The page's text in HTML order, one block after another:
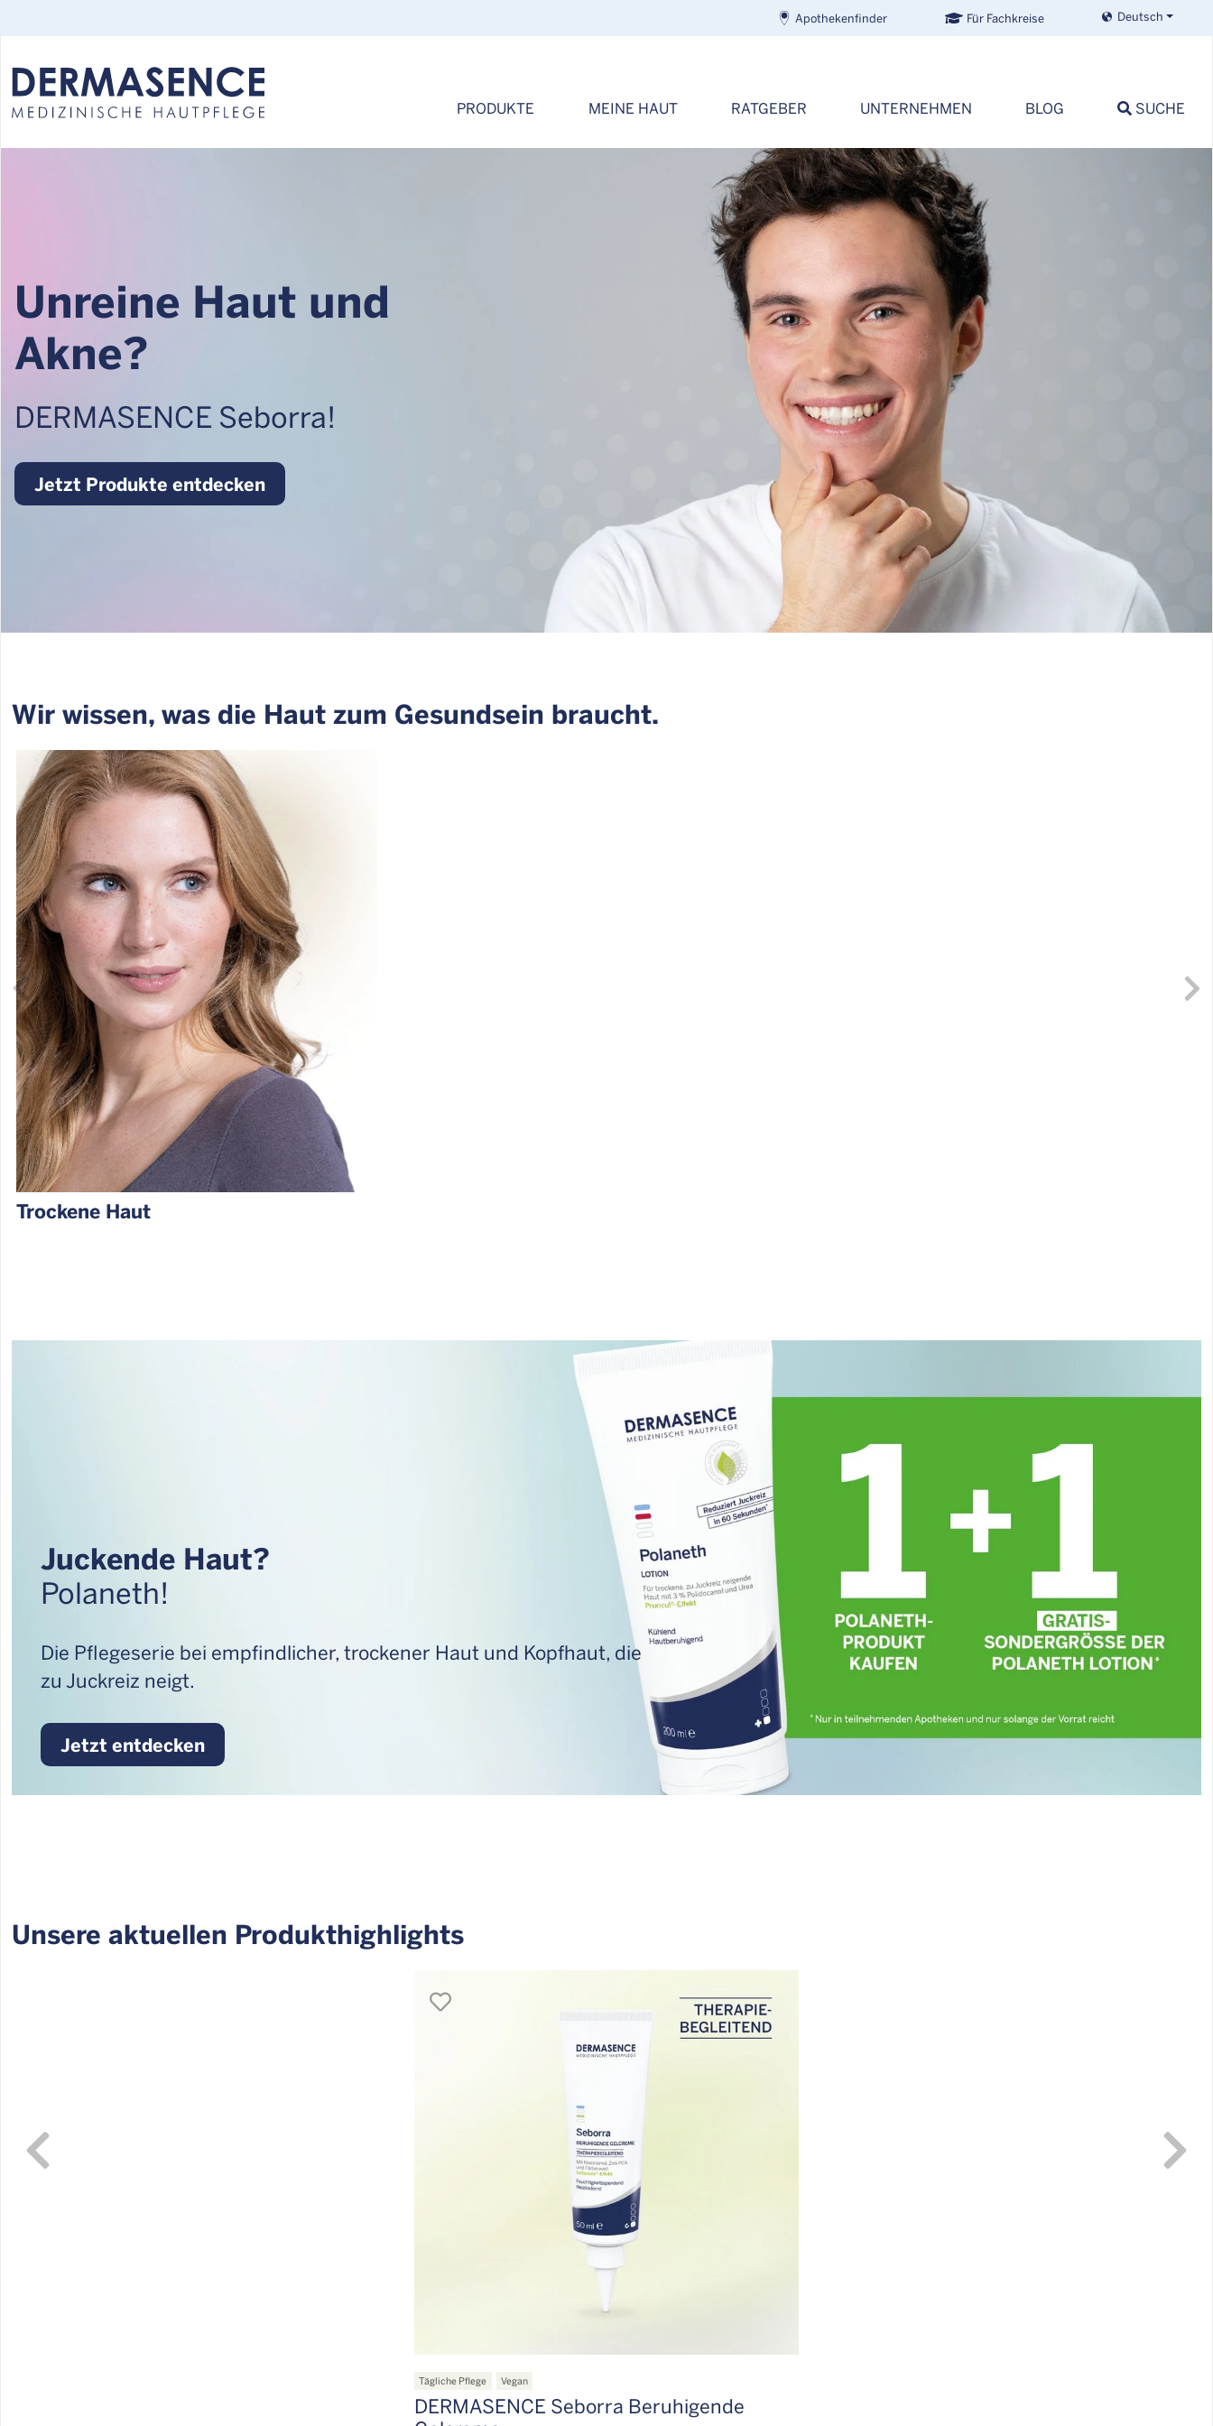
Deutsch
Apothekenfinder Für Fachkreise
PRODUKTE MEINE HAUT RATGEBER UNTERNEHMEN BLOG SUCHE
Unreine Haut und
Akne?
DERMASENCE Seborra!
Jetzt Produkte entdecken
Wir wissen, was die Haut zum Gesundsein braucht.
Trockene Haut
Juckende Haut?
Polaneth!
Die Pflegeserie bei empfindlicher, trockener Haut und Kopfhaut, die
zu Juckreiz neigt.
Jetzt entdecken
Unsere aktuellen Produkthighlights
merken
Tägliche Pflege Vegan
DERMASENCE Seborra Beruhigende